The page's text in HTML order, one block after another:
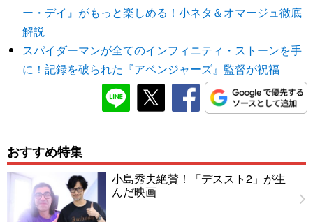
ー・デイ』がもっと楽しめる！小ネタ＆オマージュ徹底
解説
スパイダーマンが全てのインフィニティ・ストーンを手
に！記録を破られた『アベンジャーズ』監督が祝福
おすすめ特集
小島秀夫絶賛！「デススト2」が生
んだ映画